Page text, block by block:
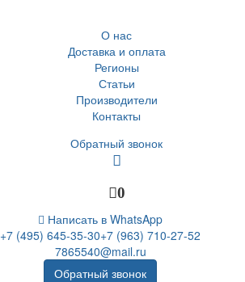
О нас
Доставка и оплата
Регионы
Статьи
Производители
Контакты
Обратный звонок
0
Написать в WhatsApp
+7 (495) 645-35-30+7 (963) 710-27-52
7865540@mail.ru
Обратный звонок